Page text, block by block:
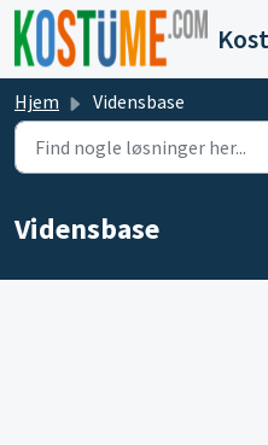
Gå til hovedindhold
Hjem Vidensbase
Vidensbase